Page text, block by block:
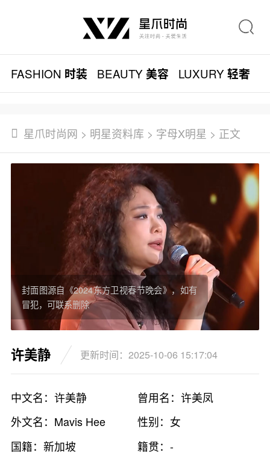
FASHION 时装 BEAUTY美容 LUXURY轻奢
星爪时尚网 > 明星资料库 > 字母X明星 > 正文
封面图源自《2024东方卫视春节晚会》，如有
冒犯，可联系删除
许美静 更新时间：2025-10-06 15:17:04
中文名：许美静
曾用名：许美凤
外文名：Mavis Hee
性别：女
国籍：新加坡
籍贯：-